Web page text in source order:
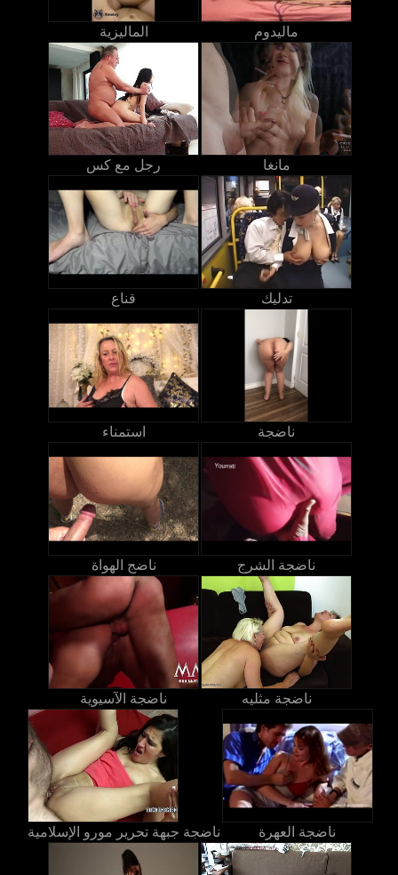
الماليزية ماليدوم
رجل مع كس مانغا
قناع تدليك
استمناء ناضجة
ناضج الهواة ناضجة الشرج
ناضجة الآسيوية ناضجة مثليه
ناضجة جبهة تحرير مورو الإسلامية ناضجة العهرة